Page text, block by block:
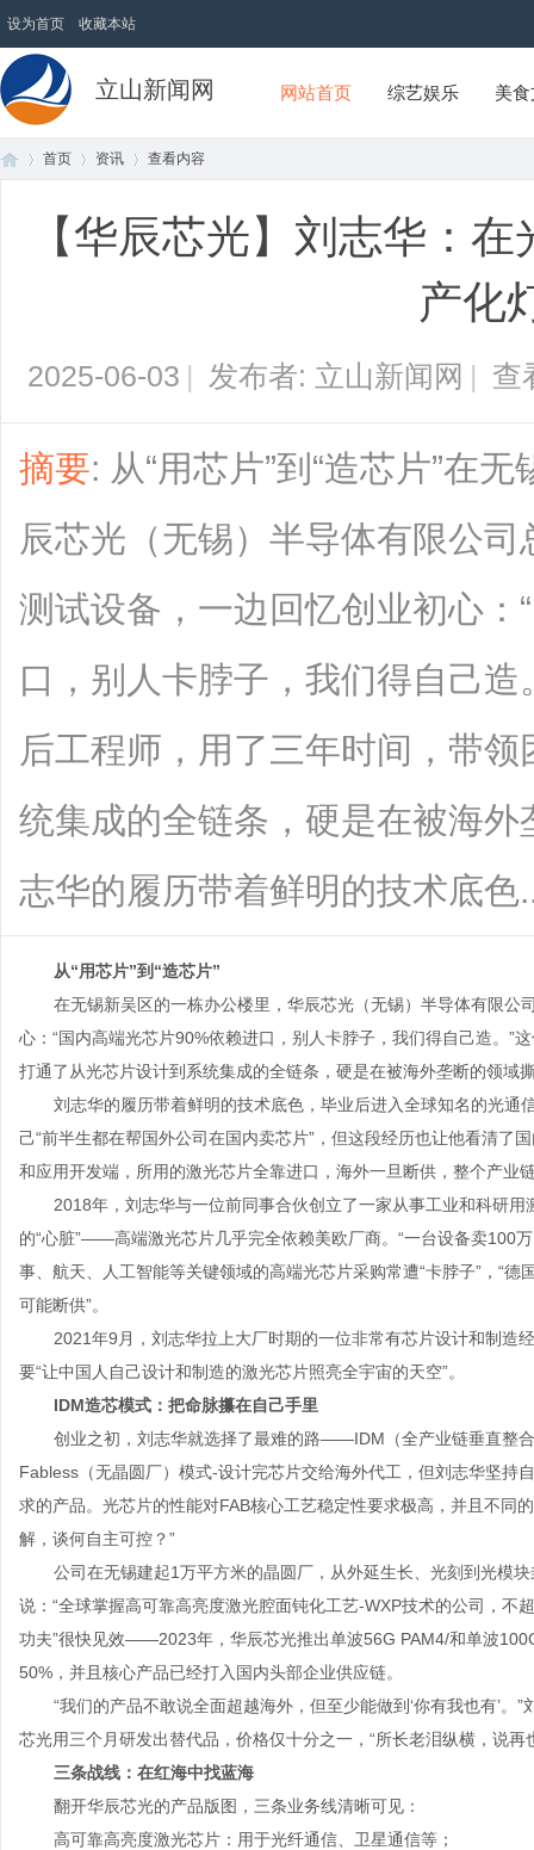
设为首页 收藏本站
立山新闻网 网站首页 综艺娱乐 美
首页 资讯 查看内容
【华辰芯光】刘志华：
产化
2025-06-03 | 发布者: 立山新闻网 | 查
摘要: 从“用芯片”到“造芯片”在
辰芯光（无锡）半导体有限公
测试设备，一边回忆创业初心：
口，别人卡脖子，我们得自己造
后工程师，用了三年时间，带
统集成的全链条，硬是在被海
志华的履历带着鲜明的技术底色
从“用芯片”到“造芯片”
在无锡新吴区的一栋办公楼里，华辰芯光（无锡）半导体有限
心：“国内高端光芯片90%依赖进口，别人卡脖子，我们得自己造。”
打通了从光芯片设计到系统集成的全链条，硬是在被海外垄断的领域
刘志华的履历带着鲜明的技术底色，毕业后进入全球知名的光通
己“前半生都在帮国外公司在国内卖芯片”，但这段经历也让他看清了
和应用开发端，所用的激光芯片全靠进口，海外一旦断供，整个产业
2018年，刘志华与一位前同事合伙创立了一家从事工业和科研
的“心脏”——高端激光芯片几乎完全依赖美欧厂商。“一台设备卖100
事、航天、人工智能等关键领域的高端光芯片采购常遭“卡脖子”，“德
可能断供”。
2021年9 月，刘志华拉上大厂时期的一位非常有芯片设计和制造
要“让中国人自己设计和制造的激光芯片照亮全宇宙的天空”。
IDM造芯模式：把命脉攥在自己手里
创业之初，刘志华就选择了最难的路——IDM （全产业链垂直整
Fabless （无晶圆厂）模式-设计完芯片交给海外代工，但刘志华坚持
求的产品。光芯片的性能对FAB核心工艺稳定性要求极高，并且不同
解，谈何自主可控？”
公司在无锡建起1万平方米的晶圆厂，从外延生长、光刻到光模
说：“全球掌握高可靠高亮度激光腔面钝化工艺-WXP技术的公司，不
功夫”很快见效——2023年，华辰芯光推出单波56G PAM4/和单波
50% ，并且核心产品已经打入国内头部企业供应链。
“我们的产品不敢说全面超越海外，但至少能做到‘你有我也有’
芯光用三个月研发出替代品，价格仅十分之一，“所长老泪纵横，说再
三条战线：在红海中找蓝海
翻开华辰芯光的产品版图，三条业务线清晰可见：
高可靠高亮度激光芯片：用于光纤通信、卫星通信等；